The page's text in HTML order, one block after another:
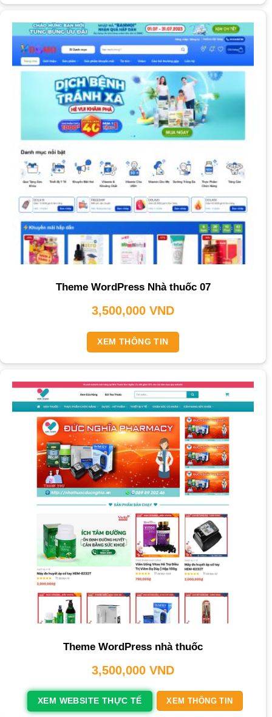
Theme WordPress Nhà thuốc 07
3,500,000 VND
XEM THÔNG TIN
Theme WordPress nhà thuốc
3,500,000 VND
XEM WEBSITE THỰC TẾ XEM THÔNG TIN